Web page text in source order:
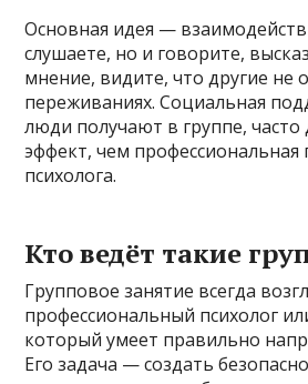
Основная идея —
слушаете, но и говорите,
мнение, видите, что другие не
переживаниях. Социальная
люди получают в группе,
эффект, чем
психолога.
Кто ведёт такие
Групповое занятие всегда
профессиональный психолог
который умеет правильно
Его задача — создать